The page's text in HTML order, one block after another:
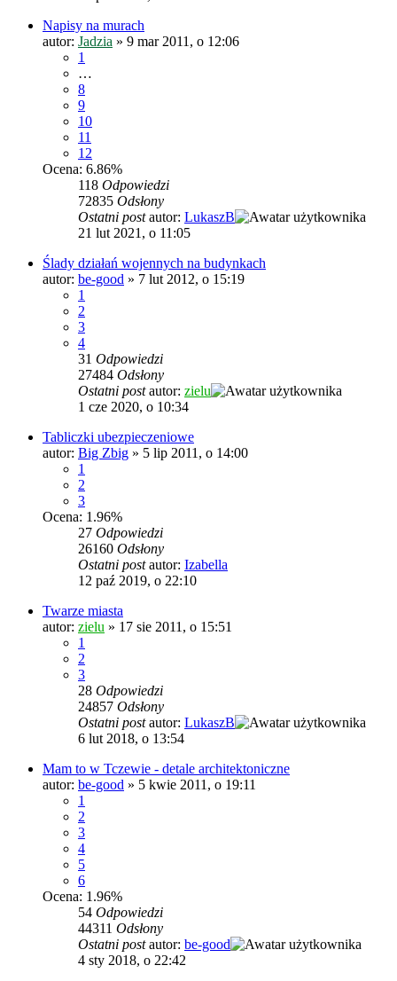
Napisy na murach
autor: Jadzia » 9 mar 2011, o 12:06
1
…
8
9
10
11
12
Ocena: 6.86%
118 Odpowiedzi
72835 Odsłony
Ostatni postautor: LukaszB
21 lut 2021, o 11:05
Ślady działań wojennych na budynkach
autor: be-good » 7 lut 2012, o 15:19
1
2
3
4
31 Odpowiedzi
27484 Odsłony
Ostatni postautor: zielu
1 cze 2020, o 10:34
Tabliczki ubezpieczeniowe
autor: Big Zbig » 5 lip 2011, o 14:00
1
2
3
Ocena: 1.96%
27 Odpowiedzi
26160 Odsłony
Ostatni postautor: Izabella
12 paź 2019, o 22:10
Twarze miasta
autor: zielu » 17 sie 2011, o 15:51
1
2
3
28 Odpowiedzi
24857 Odsłony
Ostatni postautor: LukaszB
6 lut 2018, o 13:54
Mam to w Tczewie - detale architektoniczne
autor: be-good » 5 kwie 2011, o 19:11
1
2
3
4
5
6
Ocena: 1.96%
54 Odpowiedzi
44311 Odsłony
Ostatni postautor: be-good
4 sty 2018, o 22:42